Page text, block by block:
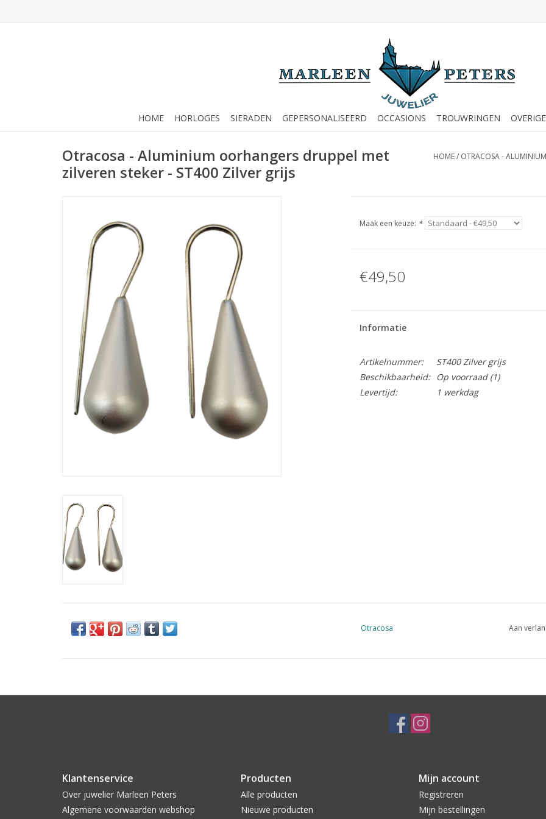
HOME HORLOGES SIERADEN GEPERSONALISEERD OCCASIONS TROUWRINGEN OVERIGE
Otracosa - Aluminium oorhangers druppel met
zilveren steker - ST400 Zilver grijs
HOME/ OTRACOSA -
Maak een keuze: *
€49,50
Informatie
Artikelnummer:
ST400 Zilver grijs
Beschikbaarheid:
Op voorraad(1)
Levertijd:
1 werkdag
Otracosa Aan
Klantenservice
Over juwelier Marleen Peters
Algemene voorwaarden webshop
Producten
Alle producten
Nieuwe producten
Mijn account
Registreren
Mijn bestellingen